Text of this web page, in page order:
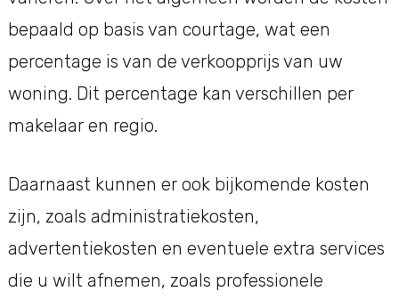
bepaald op basis van courtage, wat een
percentage is van de verkoopprijs van uw
woning. Dit percentage kan verschillen per
makelaar en regio.
Daarnaast kunnen er ook bijkomende kosten
zijn, zoals administratiekosten,
advertentiekosten en eventuele extra services
die u wilt afnemen, zoals professionele